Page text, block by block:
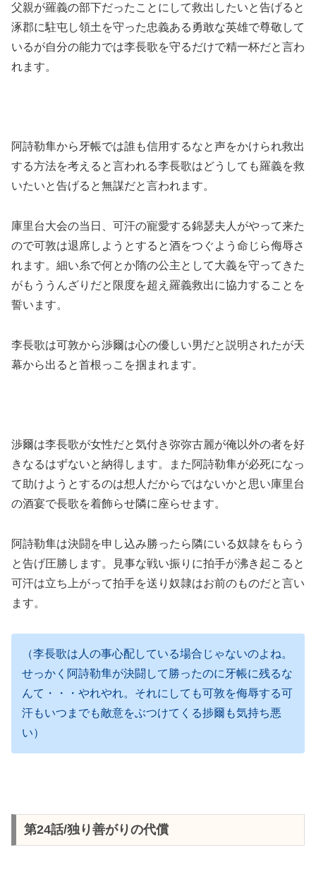
父親が羅義の部下だったことにして救出したいと告げると
涿郡に駐屯し領土を守った忠義ある勇敢な英雄で尊敬して
いるが自分の能力では李長歌を守るだけで精一杯だと言わ
れます。
阿詩勒隼から牙帳では誰も信用するなと声をかけられ救出
する方法を考えると言われる李長歌はどうしても羅義を救
いたいと告げると無謀だと言われます。
庫里台大会の当日、可汗の寵愛する錦瑟夫人がやって来た
ので可敦は退席しようとすると酒をつぐよう命じら侮辱さ
れます。細い糸で何とか隋の公主として大義を守ってきた
がもううんざりだと限度を超え羅義救出に協力することを
誓います。
李長歌は可敦から渉爾は心の優しい男だと説明されたが天
幕から出ると首根っこを掴まれます。
渉爾は李長歌が女性だと気付き弥弥古麗が俺以外の者を好
きなるはずないと納得します。また阿詩勒隼が必死になっ
て助けようとするのは想人だからではないかと思い庫里台
の酒宴で長歌を着飾らせ隣に座らせます。
阿詩勒隼は決闘を申し込み勝ったら隣にいる奴隷をもらう
と告げ圧勝します。見事な戦い振りに拍手が沸き起こると
可汗は立ち上がって拍手を送り奴隷はお前のものだと言い
ます。
（李長歌は人の事心配している場合じゃないのよね。
せっかく阿詩勒隼が決闘して勝ったのに牙帳に残るな
んて・・・やれやれ。それにしても可敦を侮辱する可
汗もいつまでも敵意をぶつけてくる捗爾も気持ち悪
い）
第24話/独り善がりの代償